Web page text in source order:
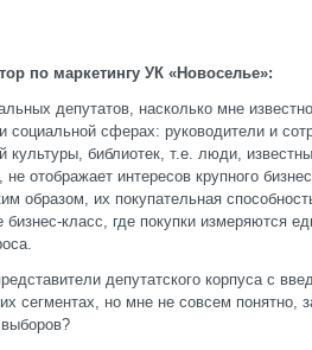
по маркетингу УК «Новоселье»:
депутатов, насколько мне
социальной сферах: руководители и
культуры, библиотек, т.е. люди,
отображает интересов крупного
образом, их покупательная
класс, где покупки измеряются
депутатского корпуса с
сегментах, но мне не совсем понятно,